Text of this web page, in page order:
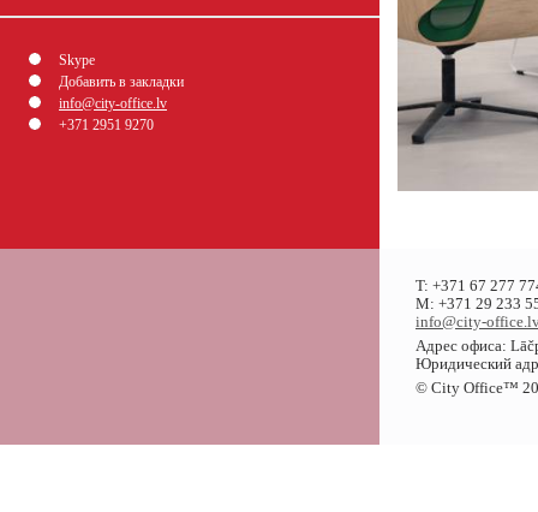
Skype
Добавить в закладки
info@city-office.lv
+371 2951 9270
T: +371 67 277
M: +371 29 233
info@city-office.lv
Адрес офиса:
Юридический
© City Office™